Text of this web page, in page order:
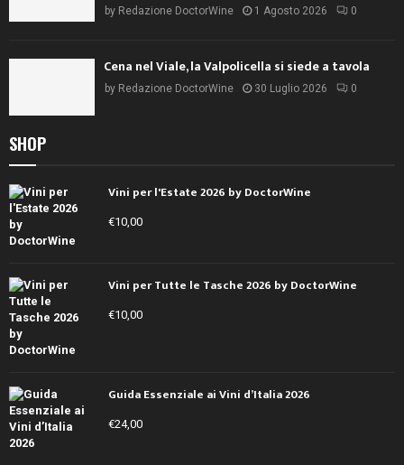
by Redazione DoctorWine 1 Agosto 2026 0
Cena nel Viale, la Valpolicella si siede a tavola
by Redazione DoctorWine 30 Luglio 2026 0
SHOP
Vini per l'Estate 2026 by DoctorWine
€10,00
Vini per Tutte le Tasche 2026 by DoctorWine
€10,00
Guida Essenziale ai Vini d’Italia 2026
€24,00